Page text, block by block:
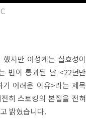
지만 여성계는 실효성이
법이 통과된 날 <22년만
어려운 이유>라는 제목
히 스토킹의 본질을 전혀
밝혔습니다.